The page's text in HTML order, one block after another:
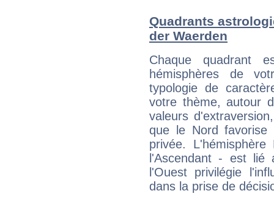
Quadrants
der Waerden
Chaque quadrant
hémisphères de
typologie de
votre thème, autour
valeurs
que le Nord favorise
privée.
l'Ascendant - est
l'Ouest privilégie
dans la prise de